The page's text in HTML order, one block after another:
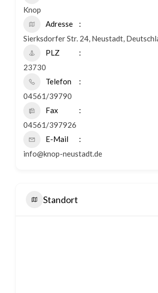
Knop
Adresse
Sierksdorfer Str. 24, Neustadt,
PLZ
23730
Telefon
04561/39790
Fax
04561/397926
E-Mail
info@knop-neustadt.de
Standort